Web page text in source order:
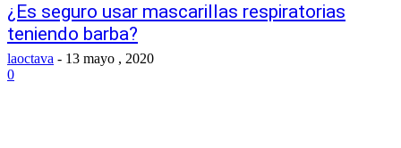
¿Es seguro usar mascarillas respiratorias
teniendo barba?
laoctava - 13 mayo , 2020
0